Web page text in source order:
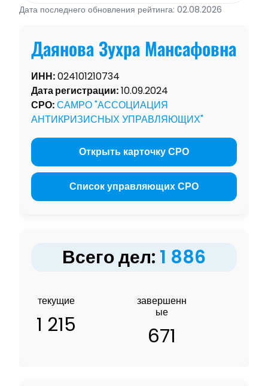
Дата последнего обновления рейтинга: 02.08.2026
Даянова Зухра Мансафовна
ИНН:024101210734
Дата регистрации:10.09.2024
СРО:САМРО "АССОЦИАЦИЯ
АНТИКРИЗИСНЫХ УПРАВЛЯЮЩИХ"
Открыть карточку СРО
Список управляющих СРО
Всего дел: 1 886
текущие
1 215
завершенн
ые
671